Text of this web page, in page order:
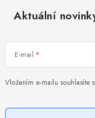
Aktuální
E-mail
Vložením e-mailu souhlasíte s